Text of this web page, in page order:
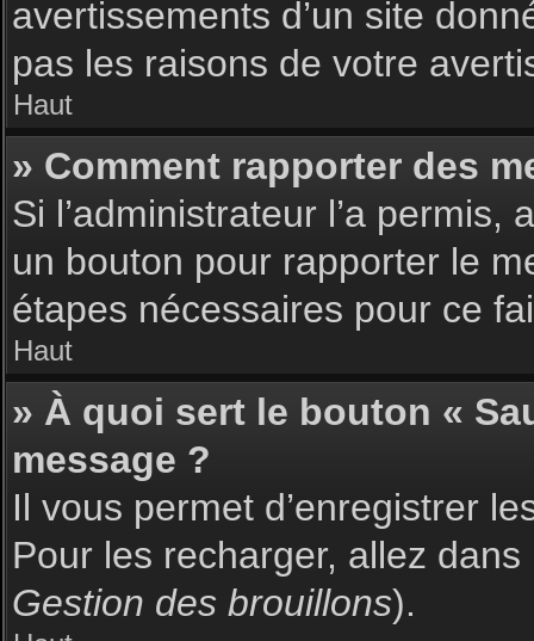
avertissements d’un site
pas les raisons de votre
Haut
» Comment rapporter des
Si l’administrateur l’a
un bouton pour rapporter le
étapes nécessaires pour ce
Haut
» À quoi sert le bouton «
message ?
Il vous permet d’enregistrer
Pour les recharger, allez
Gestion des brouillons).